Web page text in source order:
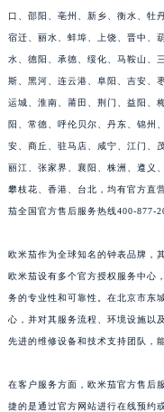
口、邵阳、亳州、新乡、衡水、牡
宿迁、丽水、蚌埠、上饶、晋中、
水、德阳、承德、绥化、马鞍山、
斯、黑河、连云港、阜阳、吉安、
运城、淮南、莆田、荆门、益阳、
阳、常德、呼伦贝尔、丹东、锦州
安、商丘、驻马店、咸宁、江门、
丽江、张家界、襄阳、株洲、遵义
攀枝花、香港、台北，均有官方直
茄全国官方售后服务热线400-877-
欧米茄作为全球知名的钟表品牌，
欧米茄设有多个官方授权服务中心
务的专业性和可靠性。在北京市东
心，并对其服务流程、环境设施以
先进的维修设备和技术支持团队，
在客户服务方面，欧米茄官方售后
捷的是通过官方网站进行在线预约